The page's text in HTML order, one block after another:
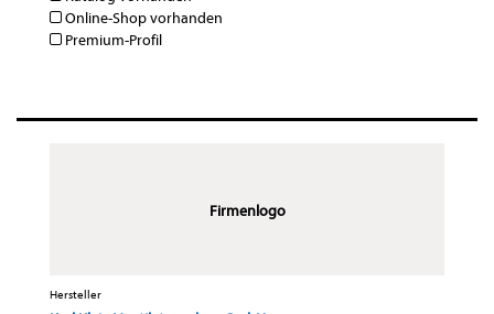
Online-Shop vorhanden
Premium-Profil
Firmenlogo
Hersteller